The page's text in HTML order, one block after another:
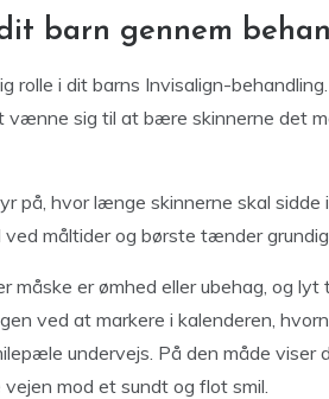
barn gennem
rolle i dit barns Invisalign-
sig til at bære skinnerne det
på, hvor længe skinnerne skal sidde
måltider og børste tænder
måske er ømhed eller ubehag, og lyt
ved at markere i kalenderen,
undervejs. På den måde viser
mod et sundt og flot smil.